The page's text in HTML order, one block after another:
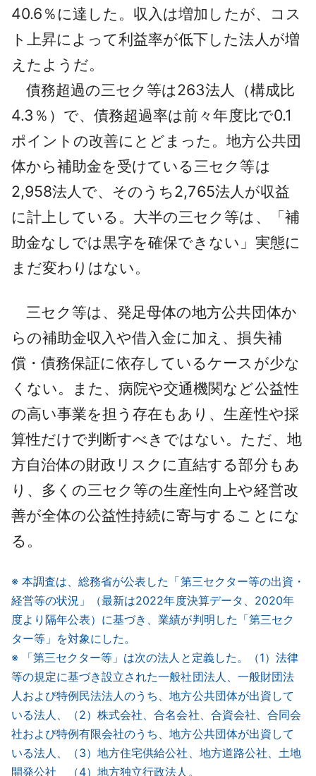
40.6％に達した。収入は増加したが、コス
ト上昇によって利益率が低下した法人が増
えたようだ。
債務超過の三セク等は263法人（構成比
4.3％）で、債務超過率は前々年度比で0.1
ポイントの改善にとどまった。地方公共団
体から補助金を受けている三セク等は
2,958法人で、そのうち2,765法人が収益
に計上している。大半の三セク等は、「補
助金なしでは黒字を確保できない」実態に
まだ変わりはない。
三セク等は、発足母体の地方公共団体か
らの補助金収入や借入金に加え、損失補
償・債務保証に依存しているケースが少な
くない。また、病院や交通機関など公益性
の高い事業を担う存在もあり、生産性や採
算性だけで判断すべきではない。ただ、地
方自治体の財政リスクに直結する部分もあ
り、多くの三セク等の生産性向上や経営改
善が全体の公益性持続に寄与することにな
る。
※ 本調査は、総務省が公表した「第三セクター等の出資・
経営等の状況」（最新は2022年度決算データ、2020年
度より隔年公表）に基づき、業績が判明した「第三セク
ター等」を対象にした。
※ 「第三セクター等」は次の法人と定義した。（1）法律
等の規定に基づき設立された一般社団法人、一般財団法
人および特例民法法人のうち、地方公共団体が出資して
いる法人、（2）株式会社、合名会社、合資会社、合同会
社および特例有限会社のうち、地方公共団体が出資して
いる法人、（3）地方住宅供給公社、地方道路公社、土地
開発公社 （4）地方独立行政法人。